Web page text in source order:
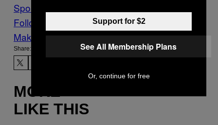
Sports
Follow Us On Discover
Make Us Preferred In Top Stories
Share:
MORE
LIKE THIS
Support for $2
See All Membership Plans
Or, continue for free